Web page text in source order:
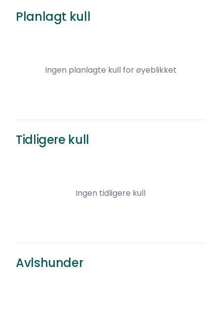
Planlagt kull
Ingen planlagte kull for øyeblikket
Tidligere kull
Ingen tidligere kull
Avlshunder